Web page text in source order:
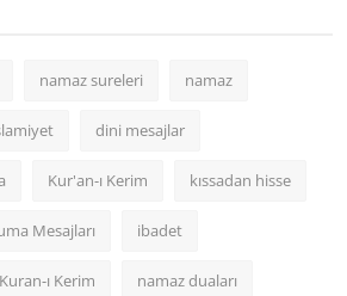
namaz sureleri namaz
dini mesajlar
Kur'an-ı Kerim kıssadan hisse
Mesajları ibadet
Kuran-ı Kerim namaz duaları